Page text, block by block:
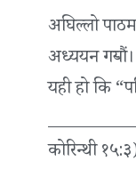
अघिल्लो
अध्ययन
यही हो कि
कोरिन्थी